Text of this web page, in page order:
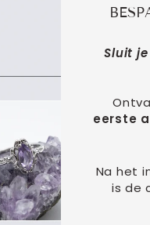
Sluit
eerste
Na het
is de
armband.
gekozen. Hij is zo